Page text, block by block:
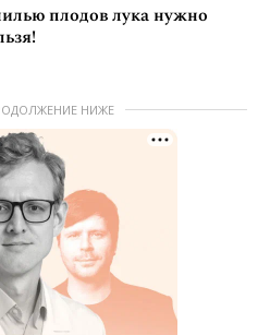
плодов лука нужно
НИЖЕ